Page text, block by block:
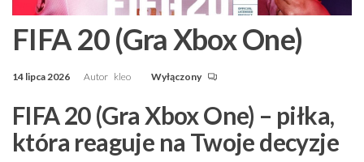
FIFA 20 (Gra Xbox One)
14 lipca 2026 Autor kleo Wyłączony
FIFA 20 (Gra Xbox One) – piłka,
która reaguje na Twoje decyzje